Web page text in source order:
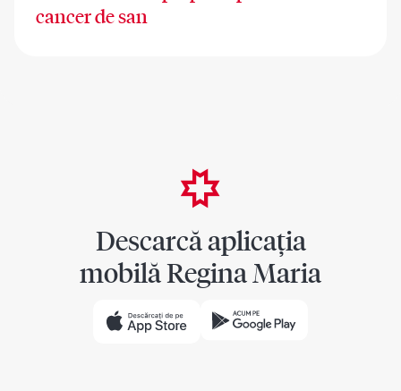
cancer de san
Descarcă aplicația
mobilă Regina Maria